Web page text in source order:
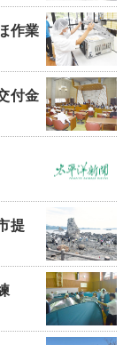
作業
付金
提